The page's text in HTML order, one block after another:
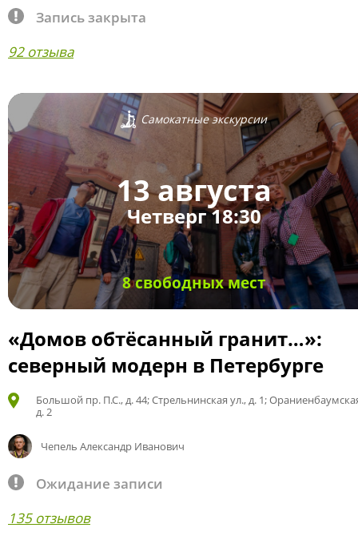
Запись закрыта
92 отзыва
Самокатные экскурсии
13 августа
Четверг 18:30
8 свободных мест
«Домов обтёсанный гранит…»:
северный модерн в Петербурге
Большой пр. П.С., д. 44; Стрельнинская ул., д. 1;
д. 2
Чепель Александр Иванович
Ожидание записи
135 отзывов